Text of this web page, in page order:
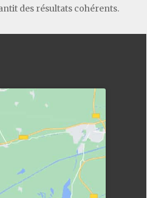
des résultats cohérents.